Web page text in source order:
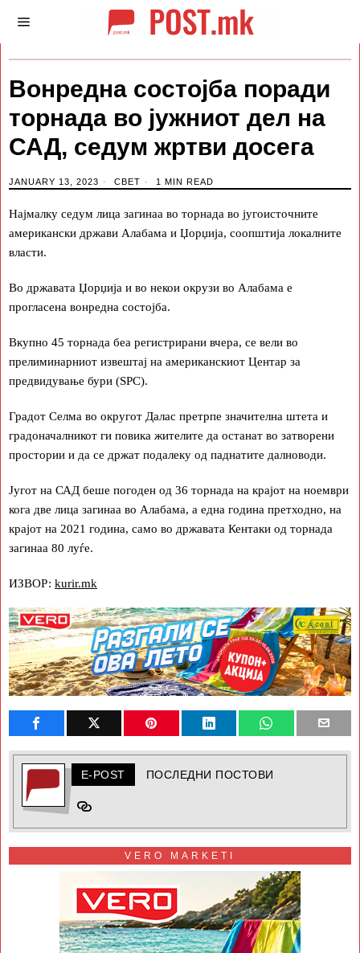
Вонредна состојба поради
торнада во јужниот дел на
САД, седум жртви досега
JANUARY 13, 2023 СВЕТ 1 MIN READ
Најмалку седум лица загинаа во торнада во југоисточните
американски држави Алабама и Џорџија, соопштија локалните
власти.
Во државата Џорџија и во некои окрузи во Алабама е
прогласена вонредна состојба.
Вкупно 45 торнада беа регистрирани вчера, се вели во
прелиминарниот извештај на американскиот Центар за
предвидување бури (SPC).
Градот Селма во округот Далас претрпе значителна штета и
градоначалникот ги повика жителите да останат во затворени
простории и да се држат подалеку од паднатите далноводи.
Југот на САД беше погоден од 36 торнада на крајот на ноември
кога две лица загинаа во Алабама, а една година претходно, на
крајот на 2021 година, само во државата Кентаки од торнада
загинаа 80 луѓе.
ИЗВОР: kurir.mk
E-POST ПОСЛЕДНИ ПОСТОВИ
VERO MARKETI